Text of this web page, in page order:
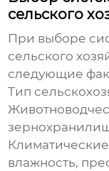
сельского
При выборе
сельского
следующие
Тип
влажность,